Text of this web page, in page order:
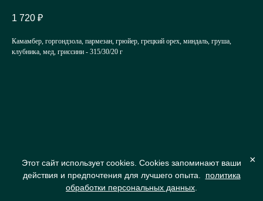
1 720 ₽
Камамбер, горгондзола, пармезан, грюйер, грецкий орех, миндаль, груша,
клубника, мед, гриссини - 315/30/20 г
×
Этот сайт использует cookies. Cookies запоминают ваши
действия и предпочтения для лучшего опыта.
политика
обработки персональных данных